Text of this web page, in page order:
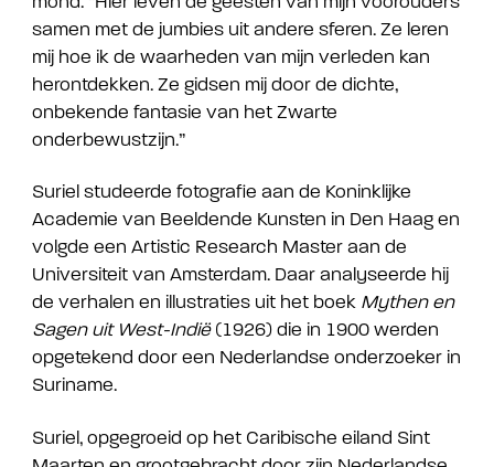
samen met de jumbies uit andere sferen. Ze leren
mij hoe ik de waarheden van mijn verleden kan
herontdekken. Ze gidsen mij door de dichte,
onbekende fantasie van het Zwarte
onderbewustzijn.”
Suriel studeerde fotografie aan de Koninklijke
Academie van Beeldende Kunsten in Den Haag en
volgde een Artistic Research Master aan de
Universiteit van Amsterdam. Daar analyseerde hij
de verhalen en illustraties uit het boek Mythen en
Sagen uit West-Indië(1926) die in 1900 werden
opgetekend door een Nederlandse onderzoeker in
Suriname.
Suriel, opgegroeid op het Caribische eiland Sint